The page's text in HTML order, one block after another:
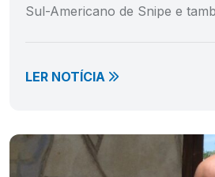
Sul-Americano de Snipe e
LER NOTÍCIA